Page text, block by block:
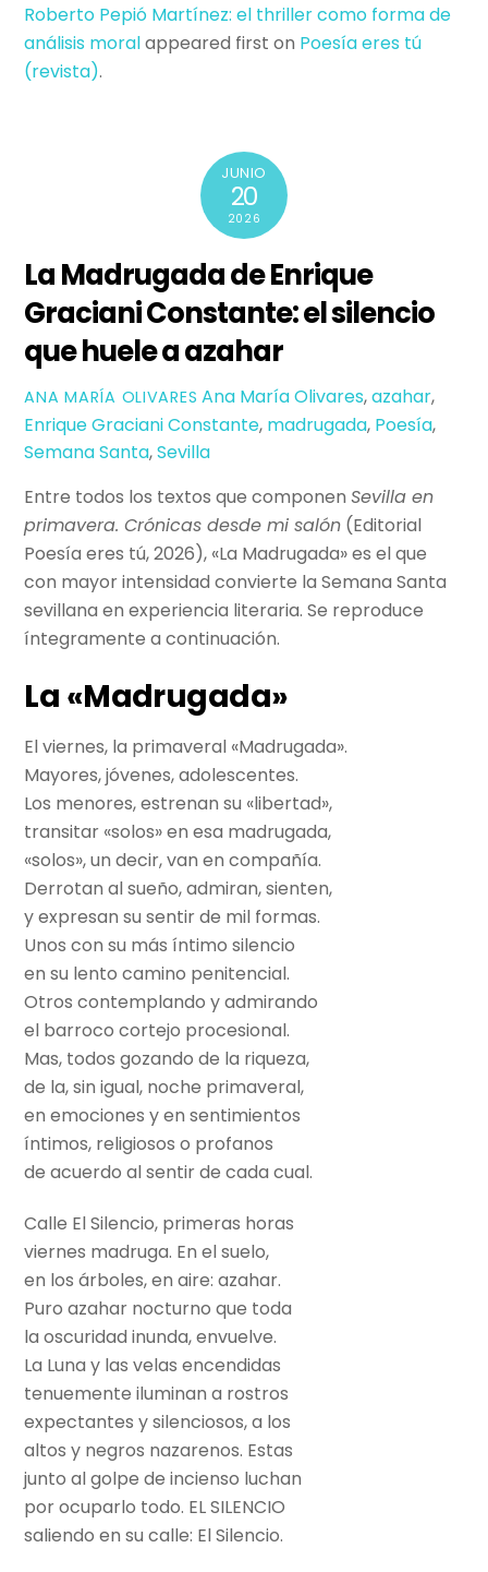
Roberto Pepió Martínez: el thriller como forma de
análisis moralappeared first on Poesí­a eres tú
(revista).
JUNIO
20
2026
La Madrugada de Enrique
Graciani Constante: el silencio
que huele a azahar
ANA MARÍA OLIVARES Ana María Olivares,azahar,
Enrique Graciani Constante, madrugada, Poesía,
Semana Santa,Sevilla
Entre todos los textos que componenSevilla en
primavera. Crónicas desde mi salón (Editorial
Poesía eres tú, 2026), «La Madrugada» es el que
con mayor intensidad convierte la Semana Santa
sevillana en experiencia literaria. Se reproduce
íntegramente a continuación.
La «Madrugada»
El viernes, la primaveral «Madrugada».
Mayores, jóvenes, adolescentes.
Los menores, estrenan su «libertad»,
transitar «solos» en esa madrugada,
«solos», un decir, van en compañía.
Derrotan al sueño, admiran, sienten,
y expresan su sentir de mil formas.
Unos con su más íntimo silencio
en su lento camino penitencial.
Otros contemplando y admirando
el barroco cortejo procesional.
Mas, todos gozando de la riqueza,
de la, sin igual, noche primaveral,
en emociones y en sentimientos
íntimos, religiosos o profanos
de acuerdo al sentir de cada cual.
Calle El Silencio, primeras horas
viernes madruga. En el suelo,
en los árboles, en aire: azahar.
Puro azahar nocturno que toda
la oscuridad inunda, envuelve.
La Luna y las velas encendidas
tenuemente iluminan a rostros
expectantes y silenciosos, a los
altos y negros nazarenos. Estas
junto al golpe de incienso luchan
por ocuparlo todo. EL SILENCIO
saliendo en su calle: El Silencio.